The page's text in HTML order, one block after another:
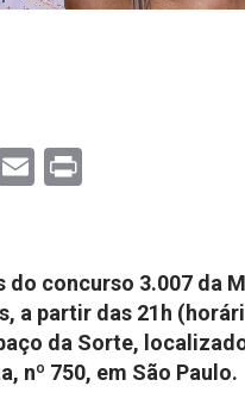
Email
do concurso 3.007 da
a partir das 21h
da Sorte,
nº 750, em São Paulo.